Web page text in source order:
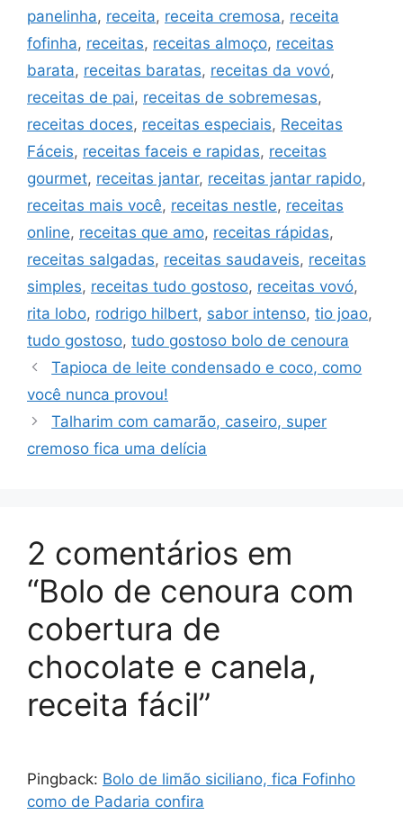
panelinha, receita, receita cremosa, receita
fofinha, receitas, receitas almoço, receitas
barata, receitas baratas, receitas da vovó,
receitas de pai, receitas de sobremesas,
receitas doces, receitas especiais, Receitas
Fáceis, receitas faceis e rapidas, receitas
gourmet, receitas jantar, receitas jantar rapido,
receitas mais você, receitas nestle, receitas
online, receitas que amo, receitas rápidas,
receitas salgadas, receitas saudaveis, receitas
simples, receitas tudo gostoso, receitas vovó,
rita lobo, rodrigo hilbert, sabor intenso, tio joao,
tudo gostoso, tudo gostoso bolo de cenoura
Tapioca de leite condensado e coco, como
você nunca provou!
Talharim com camarão, caseiro, super
cremoso fica uma delícia
2 comentários em
“Bolo de cenoura com
cobertura de
chocolate e canela,
receita fácil”
Pingback: Bolo de limão siciliano, fica Fofinho
como de Padaria confira